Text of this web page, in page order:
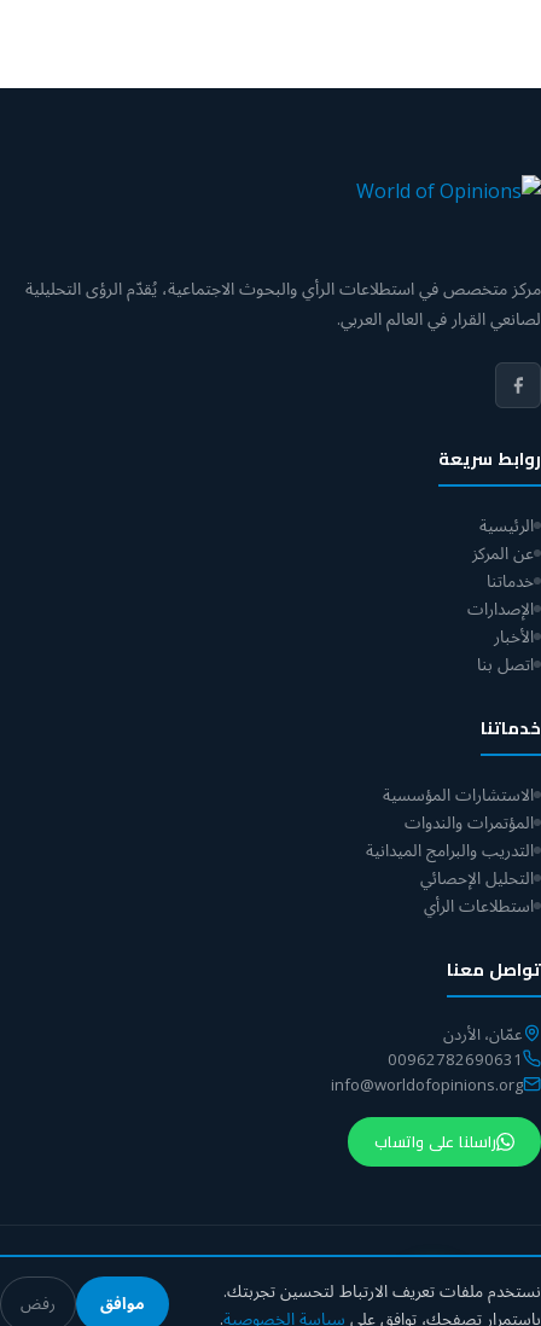
مركز متخصص في استطلاعات الرأي والبحوث الاجتماعية، يُقدّم الرؤى التحليلية
لصانعي القرار في العالم العربي.
روابط سريعة
الرئيسية
عن المركز
خدماتنا
الإصدارات
الأخبار
اتصل بنا
خدماتنا
الاستشارات المؤسسية
المؤتمرات والندوات
التدريب والبرامج الميدانية
التحليل الإحصائي
استطلاعات الرأي
تواصل معنا
عمّان، الأردن
00962782690631
info@worldofopinions.org
راسلنا على واتساب
© 2026 مركز عالم الآراء. جميع الحقوق محفوظة.
Jordan – Headquarters
Kuwait – Gulf Branch
USA
نستخدم ملفات تعريف الارتباط لتحسين تجربتك.
باستمرار تصفحك، توافق على سياسة الخصوصية.
موافق رفض